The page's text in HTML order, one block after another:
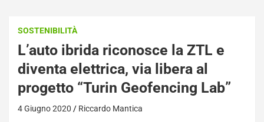
SOSTENIBILITÀ
L’auto ibrida riconosce la ZTL e
diventa elettrica, via libera al
progetto “Turin Geofencing Lab”
4 Giugno 2020 Riccardo Mantica